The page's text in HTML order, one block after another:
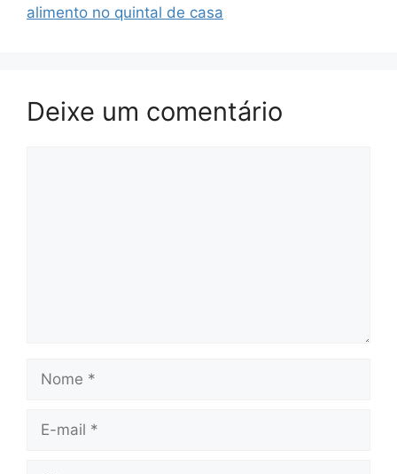
a
at
e
p
o
alimento no quintal de casa
Deixe um comentário
mail